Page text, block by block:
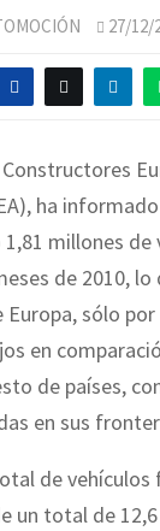
27/12/
ha
millones de
de 2010, lo
Europa, sólo
en
de países,
en sus
de vehículos
un total de